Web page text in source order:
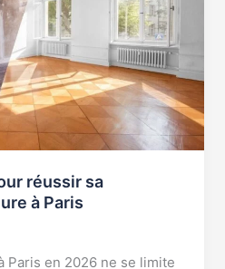
réussir sa
à Paris
Paris en 2026 ne se limite